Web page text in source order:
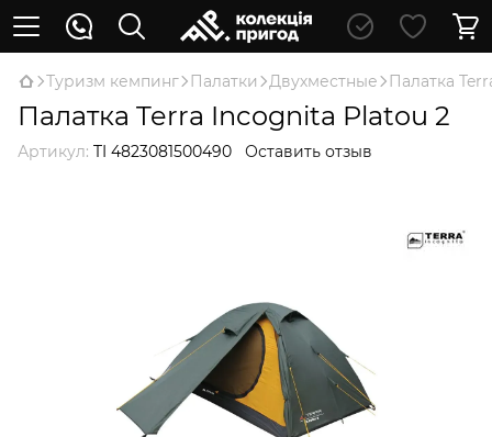
Туризм кемпинг Палатки Двухместные Палатка
Палатка Terra Incognita Platou 2
Артикул: TI 4823081500490 Оставить отзыв